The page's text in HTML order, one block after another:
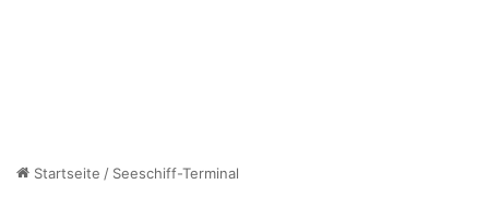
Startseite / Seeschiff-Terminal